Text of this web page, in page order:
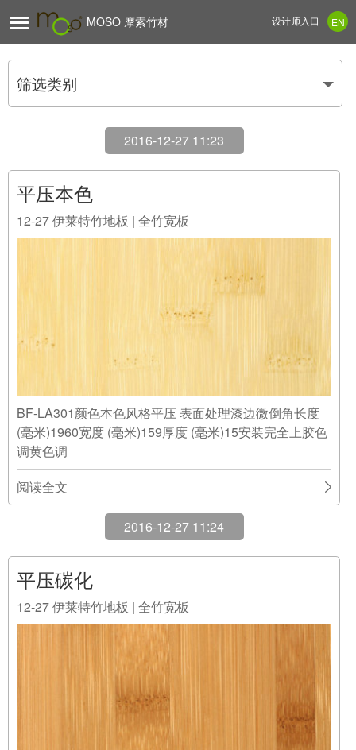
 MOSO 摩索竹材 EN
设计师入口
筛选类别
2016-12-27 11:23
平压本色
12-27伊莱特竹地板 | 全竹宽板
BF-LA301颜色本色风格平压 表面处理漆边微倒角长度
(毫米)1960宽度 (毫米)159厚度 (毫米)15安装完全上胶色
调黄色调
阅读全文
2016-12-27 11:24
平压碳化
12-27伊莱特竹地板 | 全竹宽板